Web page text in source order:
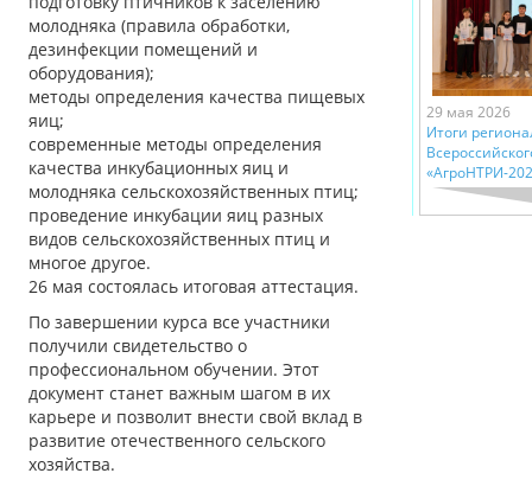
молодняка (правила обработки,
дезинфекции помещений и
оборудования);
методы определения качества пищевых
яиц;
современные методы определения
качества инкубационных яиц и
молодняка сельскохозяйственных птиц;
проведение инкубации яиц разных
видов сельскохозяйственных птиц и
многое другое.
26 мая состоялась итоговая аттестация.
По завершении курса все участники
получили свидетельство о
профессиональном обучении. Этот
документ станет важным шагом в их
карьере и позволит внести свой вклад в
развитие отечественного сельского
хозяйства.
29 мая 2026
Итоги
«АгроНТРИ-